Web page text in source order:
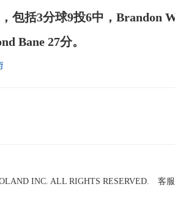
包括3分球9投6中，Brandon
Bane 27分。
INC. ALL RIGHTS RESERVED. 客服